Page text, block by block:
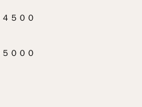
５００
０００